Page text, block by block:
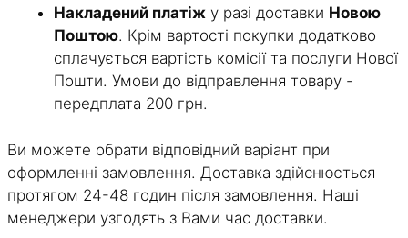
Накладений платіж у разі доставки Новою
Поштою. Крім вартості покупки додатково
сплачується вартість комісії та послуги Нової
Пошти. Умови до відправлення товару -
передплата 200 грн.
Ви можете обрати відповідний варіант при
оформленні замовлення. Доставка здійснюється
протягом 24-48 годин після замовлення. Наші
менеджери узгодять з Вами час доставки.